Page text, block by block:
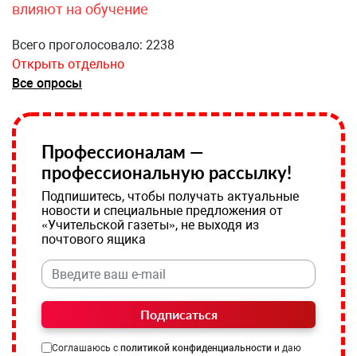
влияют на обучение
Всего проголосовало: 2238
Открыть отдельно
Все опросы
Профессионалам —
профессиональную рассылку!
Подпишитесь, чтобы получать актуальные
новости и специальные предложения от
«Учительской газеты», не выходя из
почтового ящика
Подписаться
Соглашаюсь с политикой конфиденциальности и даю